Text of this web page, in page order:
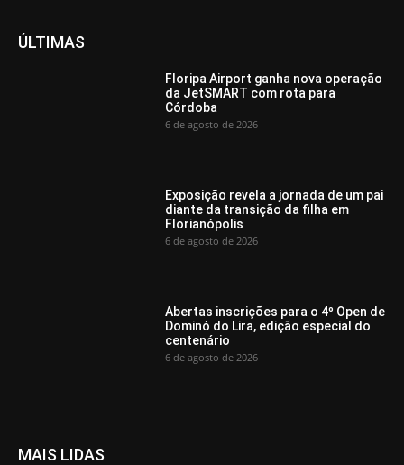
ÚLTIMAS
Floripa Airport ganha nova operação
da JetSMART com rota para
Córdoba
6 de agosto de 2026
Exposição revela a jornada de um pai
diante da transição da filha em
Florianópolis
6 de agosto de 2026
Abertas inscrições para o 4º Open de
Dominó do Lira, edição especial do
centenário
6 de agosto de 2026
MAIS LIDAS